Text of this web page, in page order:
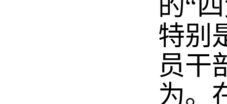
的“
特别
员干
为。